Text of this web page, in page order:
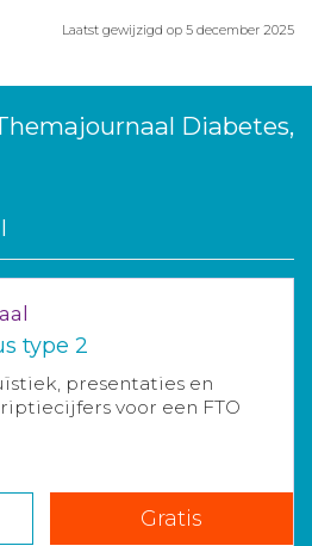
Laatst gewijzigd op 5 december 2025
Diabetes,
type 2
presentaties en
voor een FTO
Gratis